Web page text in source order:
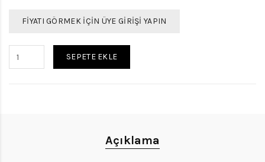
FIYATI GÖRMEK İÇIN ÜYE GIRIŞI YAPIN
SEPETE EKLE
Açıklama